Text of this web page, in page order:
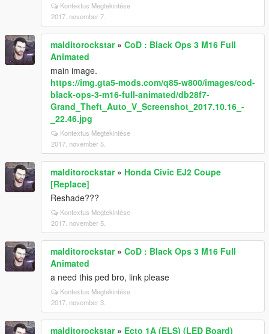
Kontextus Megtekintése
2017. november 7.
malditorockstar» CoD : Black Ops 3 M16 Full
Animated
main image.
https://img.gta5-mods.com/q85-w800/images/cod-
black-ops-3-m16-full-animated/db28f7-
Grand_Theft_Auto_V_Screenshot_2017.10.16_-
_22.46.jpg
Kontextus Megtekintése
2017. november 5.
malditorockstar» Honda Civic EJ2 Coupe
[Replace]
Reshade???
Kontextus Megtekintése
2017. november 5.
malditorockstar» CoD : Black Ops 3 M16 Full
Animated
a need this ped bro, link please
Kontextus Megtekintése
2017. november 3.
malditorockstar» Ecto 1A (ELS) (LED Board)